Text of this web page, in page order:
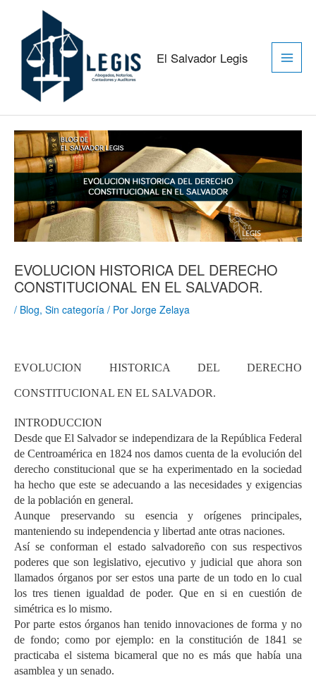
contenido
El Salvador Legis
EVOLUCION HISTORICA DEL DERECHO
CONSTITUCIONAL EN EL SALVADOR.
/ Blog, Sin categoría / Por Jorge Zelaya
EVOLUCION HISTORICA DEL DERECHO
CONSTITUCIONAL EN EL SALVADOR.
INTRODUCCION
Desde que El Salvador se independizara de la República Federal
de Centroamérica en 1824 nos damos cuenta de la evolución del
derecho constitucional que se ha experimentado en la sociedad
ha hecho que este se adecuando a las necesidades y exigencias
de la población en general.
Aunque preservando su esencia y orígenes principales,
manteniendo su independencia y libertad ante otras naciones.
Así se conforman el estado salvadoreño con sus respectivos
poderes que son legislativo, ejecutivo y judicial que ahora son
llamados órganos por ser estos una parte de un todo en lo cual
los tres tienen igualdad de poder. Que en si en cuestión de
simétrica es lo mismo.
Por parte estos órganos han tenido innovaciones de forma y no
de fondo; como por ejemplo: en la constitución de 1841 se
practicaba el sistema bicameral que no es más que había una
asamblea y un senado.
de
entradas